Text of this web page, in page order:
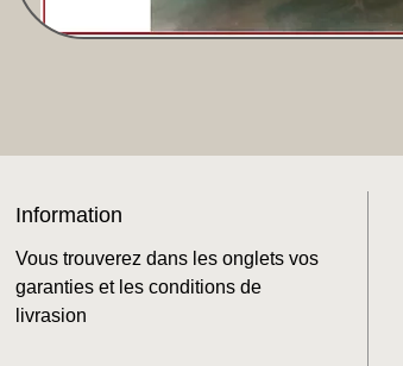
Information
Vous trouverez dans les onglets vos
garanties et les conditions de
livrasion